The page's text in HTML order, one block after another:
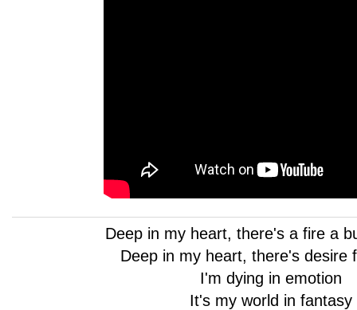
Deep in my heart, there's a fire a
Deep in my heart, there's desire
I'm dying in emotion
It's my world in fantasy